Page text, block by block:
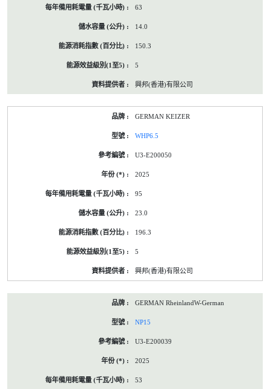
63
14.0
150.3
5
興邦(香港)有限公司
GERMAN KEIZER
WHP6.5
U3-E200050
2025
95
23.0
196.3
5
興邦(香港)有限公司
GERMAN RheinlandW-German
NP15
U3-E200039
2025
53